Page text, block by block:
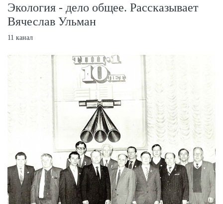
Экология - дело общее. Рассказывает
Вячеслав Ульман
11 канал